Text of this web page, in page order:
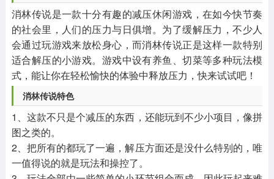
消林传说是一款十分有趣的减压休闲游戏，在如今快节奏
的社会里，人们的压力与日俱增。为了缓解压力，不少人
会通过玩游戏来放松身心，而消林传说正是这样一款特别
适合解压的小游戏。游戏中设有养鱼、切菜等多种玩法模
式，能让你在轻松愉快的体验中释放压力，快来试试吧！
消林传说特色
1、这款不只是个减压的东西，还能玩到不少小项目，像拼
图之类的。
2、把所有的都玩了一遍，解压方面还是没什么特别的，唯
一值得说的就是玩法和操控了。